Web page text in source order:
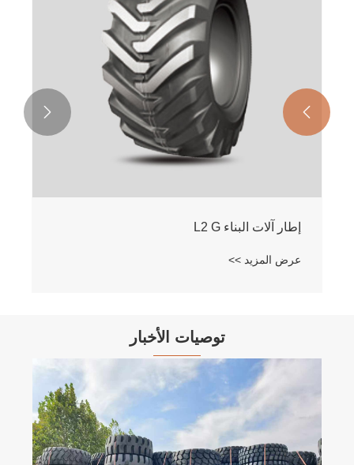
إطار GLF01 OTR Sand E-7
عرض المزيد >>


توصيات الأخبار